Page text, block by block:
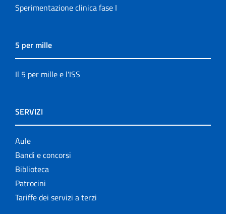
Sperimentazione clinica fase I
5 per mille
Il 5 per mille e l'ISS
SERVIZI
Aule
Bandi e concorsi
Biblioteca
Patrocini
Tariffe dei servizi a terzi